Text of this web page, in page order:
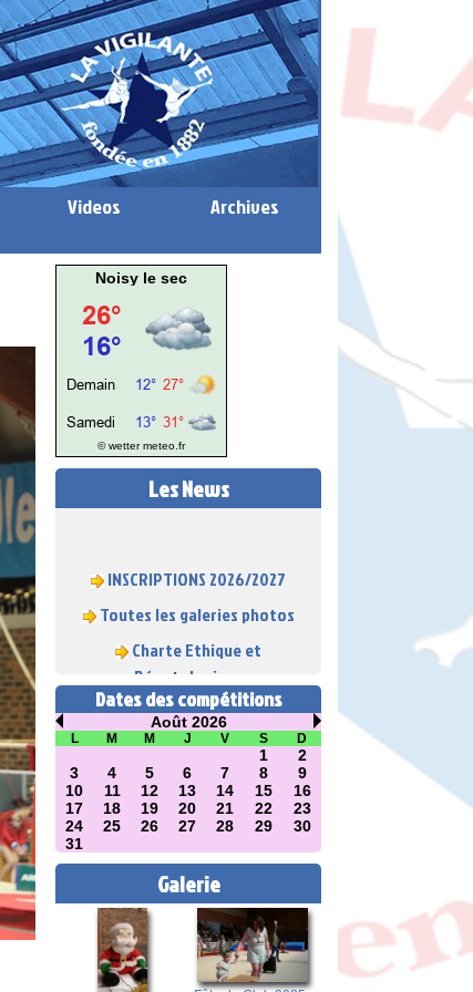
Videos Archives
Noisy le sec
© wetter meteo.fr
Les News
Déontologique
Dates des compétitions
Août 2026
L M M J V S D
1
2
3
4 5 6 7 8
9
10
11 12 13 14 15
16
17
18 19 20 21 22
23
24
25 26 27 28 29
30
31
Galerie